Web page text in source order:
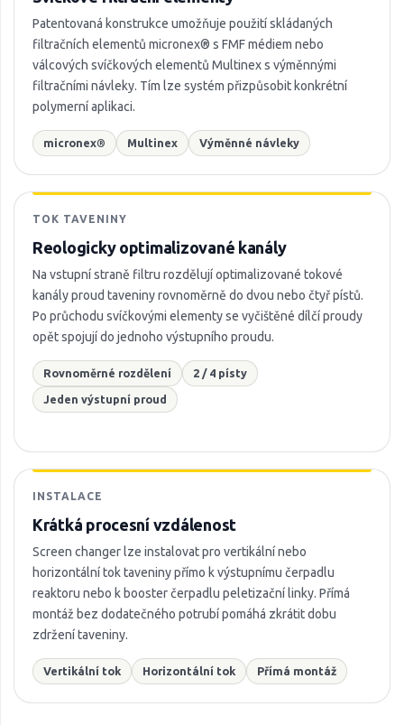
Patentovaná konstrukce umožňuje použití skládaných
filtračních elementů micronex® s FMF médiem nebo
válcových svíčkových elementů Multinex s výměnnými
filtračními návleky. Tím lze systém přizpůsobit konkrétní
polymerní aplikaci.
micronex® Multinex Výměnné návleky
TOK TAVENINY
Reologicky optimalizované kanály
Na vstupní straně filtru rozdělují optimalizované tokové
kanály proud taveniny rovnoměrně do dvou nebo čtyř pístů.
Po průchodu svíčkovými elementy se vyčištěné dílčí proudy
opět spojují do jednoho výstupního proudu.
Rovnoměrné rozdělení 2 / 4 písty
Jeden výstupní proud
INSTALACE
Krátká procesní vzdálenost
Screen changer lze instalovat pro vertikální nebo
horizontální tok taveniny přímo k výstupnímu čerpadlu
reaktoru nebo k booster čerpadlu peletizační linky. Přímá
montáž bez dodatečného potrubí pomáhá zkrátit dobu
zdržení taveniny.
Vertikální tok Horizontální tok Přímá montáž